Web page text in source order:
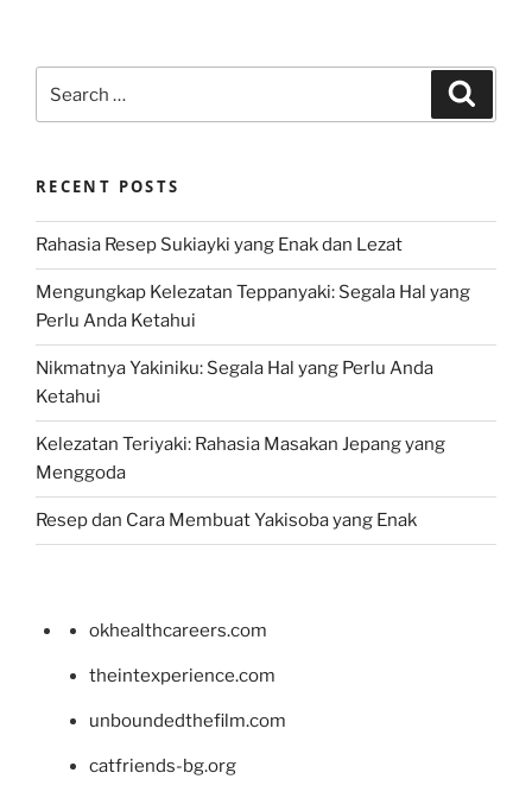
for:
RECENT POSTS
Rahasia Resep Sukiayki yang Enak dan Lezat
Mengungkap Kelezatan Teppanyaki: Segala Hal yang
Perlu Anda Ketahui
Nikmatnya Yakiniku: Segala Hal yang Perlu Anda
Ketahui
Kelezatan Teriyaki: Rahasia Masakan Jepang yang
Menggoda
Resep dan Cara Membuat Yakisoba yang Enak
okhealthcareers.com
theintexperience.com
unboundedthefilm.com
catfriends-bg.org